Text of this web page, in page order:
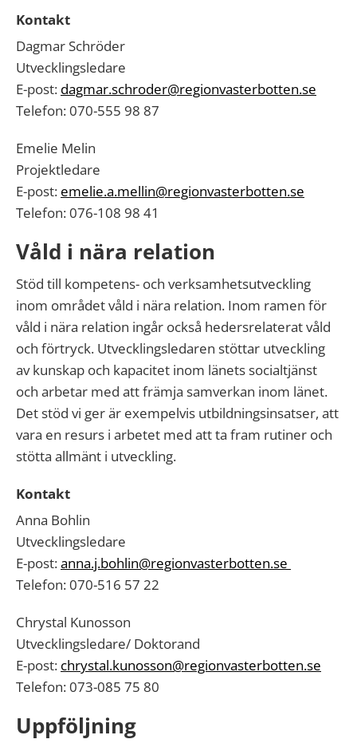
Kontakt
Dagmar Schröder
Utvecklingsledare
E-post: dagmar.schroder@regionvasterbotten.se
Telefon: 070-555 98 87
Emelie Melin
Projektledare
E-post: emelie.a.mellin@regionvasterbotten.se
Telefon: 076-108 98 41
Våld i nära relation
Stöd till kompetens- och verksamhetsutveckling
inom området våld i nära relation. Inom ramen för
våld i nära relation ingår också hedersrelaterat våld
och förtryck. Utvecklingsledaren stöttar utveckling
av kunskap och kapacitet inom länets socialtjänst
och arbetar med att främja samverkan inom länet.
Det stöd vi ger är exempelvis utbildningsinsatser, att
vara en resurs i arbetet med att ta fram rutiner och
stötta allmänt i utveckling.
Kontakt
Anna Bohlin
Utvecklingsledare
E-post:anna.j.bohlin@regionvasterbotten.se
Telefon: 070-516 57 22
Chrystal Kunosson
Utvecklingsledare/ Doktorand
E-post: chrystal.kunosson@regionvasterbotten.se
Telefon: 073-085 75 80
Uppföljning